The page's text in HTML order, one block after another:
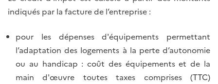
indiqués par la facture de l’entreprise :
pour les dépenses d'équipements permettant
l’adaptation des logements à la perte d’autonomie
ou au handicap : coût des équipements et de la
main d'œuvre toutes taxes comprises (TTC)